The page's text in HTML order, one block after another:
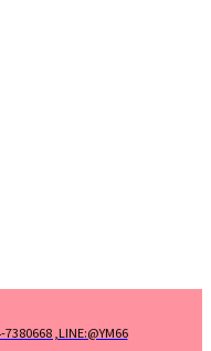
,LINE:@YM66